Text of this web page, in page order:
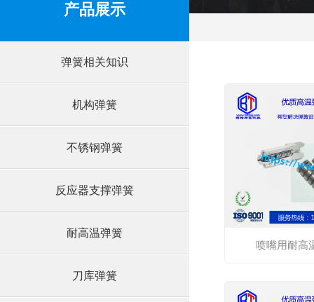
产品展示
弹簧相关知识
机构弹簧
不锈钢弹簧
反应器支撑弹簧
耐高温弹簧
刀库弹簧
喷嘴用耐高